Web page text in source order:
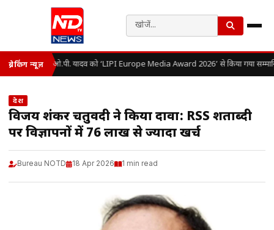
ब्रेकिंग न्यूज़डॉ. ओ.पी. यादव को ‘LIPI Europe Media Award 2026’ से किया गया
देश
विजय शंकर चतुर्वेदी ने किया दावा: RSS शताब्दी
पर विज्ञापनों में ₹76 लाख से ज्यादा खर्च
Bureau NOTD 18 Apr 2026 1 min read